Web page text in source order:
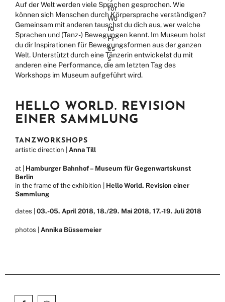
Auf der Welt werden viele Sprachen gesprochen. Wie
können sich Menschen durch Körpersprache verständigen?
Gemeinsam mit anderen tauschst du dich aus, wer welche
Sprachen und (Tanz-) Bewegungen kennt. Im Museum holst
du dir Inspirationen für Bewegungsformen aus der ganzen
Welt. Unterstützt durch eine Tänzerin entwickelst du mit
anderen eine Performance, die am letzten Tag des
Workshops im Museum aufgeführt wird.
HELLO WORLD. REVISION
EINER SAMMLUNG
TANZWORKSHOPS
artistic direction | Anna Till
at | Hamburger Bahnhof – Museum für Gegenwartskunst
Berlin
in the frame of the exhibition | Hello World. Revision einer
Sammlung
dates | 03.-05. April 2018, 18./29. Mai 2018, 17.-19. Juli 2018
photos | Annika Büssemeier